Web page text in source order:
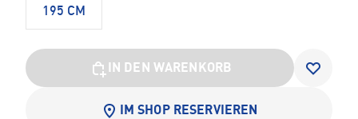
195 CM
IN DEN WARENKORB
IM SHOP RESERVIEREN